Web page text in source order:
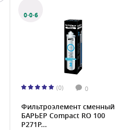
0·0·6
(0) 0
Фильтроэлемент сменный
БАРЬЕР Compact RO 100
Р271Р...